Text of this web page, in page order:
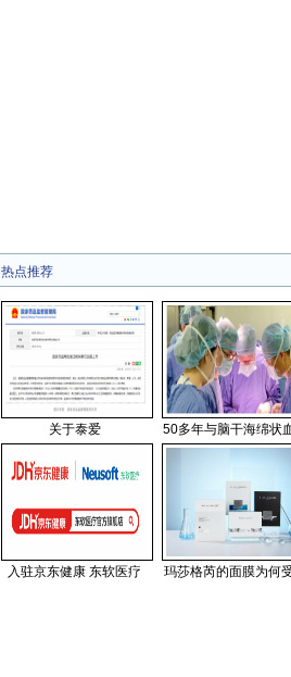
热点推荐
关于泰爱 50多年与脑干海绵状
入驻京东健康 东软医疗 玛莎格芮的面膜为何